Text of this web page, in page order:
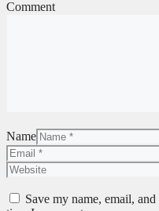
Comment
Name
Save my name, email,